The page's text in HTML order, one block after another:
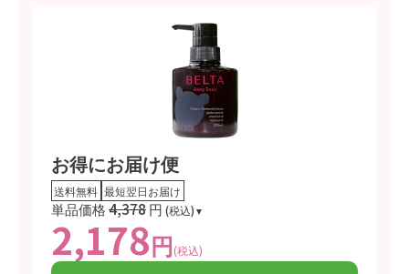
お得にお届け便
送料無料 最短翌日お届け
単品価格4,378円 (税込)
2,178円(税込)